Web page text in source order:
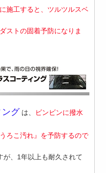
施工すると、ツルツルスベ
ストの固着予防になりま
ング は、
ビンビンに撥水
ろこ汚れ』を予防するので
が、1年以上も耐久されて